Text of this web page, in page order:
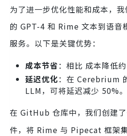
为了进一步优化性能和成本，
的 GPT-4 和 Rime 文本到语音
服务。以下是关键优势：
成本节省：相比 成本降低约
延迟优化：在 Cerebrium
LLM，可将延迟减少 50%。
在 GitHub 仓库中，我们创建
件，将 Rime 与 Pipecat 框架